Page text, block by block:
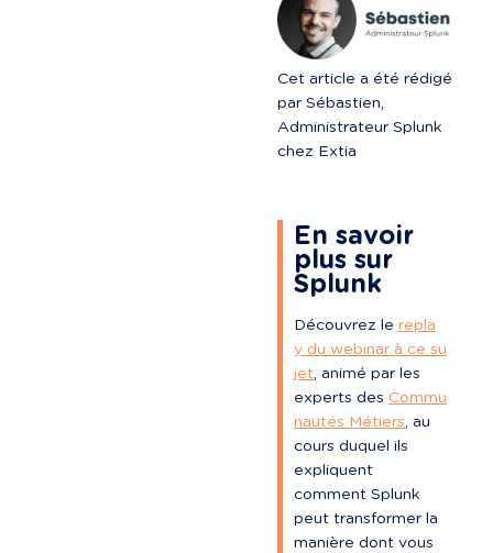
Cet article a été rédigé
par Sébastien,
Administrateur Splunk
chez Extia
En savoir
plus sur
Splunk
Découvrez le repla
y du webinar à ce su
jet, animé par les
experts des Commu
nautés Métiers, au
cours duquel ils
expliquent
comment Splunk
peut transformer la
manière dont vous